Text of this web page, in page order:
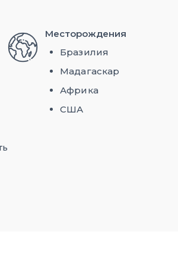
Месторождения
Бразилия
Мадагаскар
Африка
США